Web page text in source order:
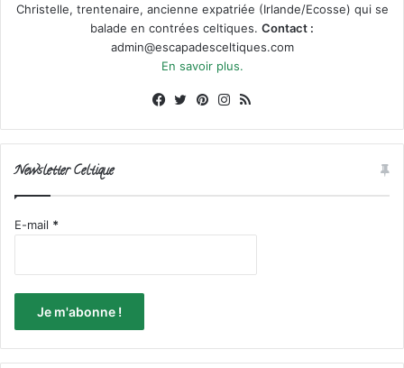
Christelle, trentenaire, ancienne expatriée (Irlande/Ecosse) qui se
balade en contrées celtiques. Contact :
admin@escapadesceltiques.com
En savoir plus.
Facebook
X PinterestInstagram
Newsletter Celtique
E-mail *